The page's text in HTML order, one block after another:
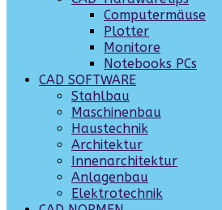
Computermäuse
Plotter
Monitore
Notebooks PCs
CAD SOFTWARE
Stahlbau
Maschinenbau
Haustechnik
Architektur
Innenarchitektur
Anlagenbau
Elektrotechnik